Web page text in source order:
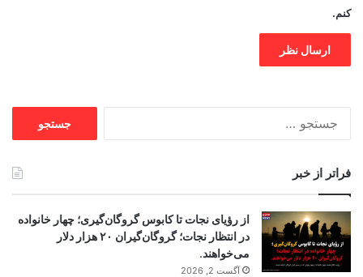
کنم.
فراتر از خبر
از رؤیای نجات تا کابوس گروگان‌گیری؛ چهار خانواده
در انتظار نجات؛ گروگان‌گیران ۲۰ هزار دلار
می‌خواهند.
آگست 2, 2026